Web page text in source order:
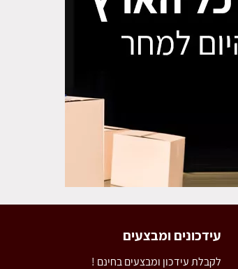
עידכונים ומבצעים
לקבלת עידכון ומבצעים בחינם !